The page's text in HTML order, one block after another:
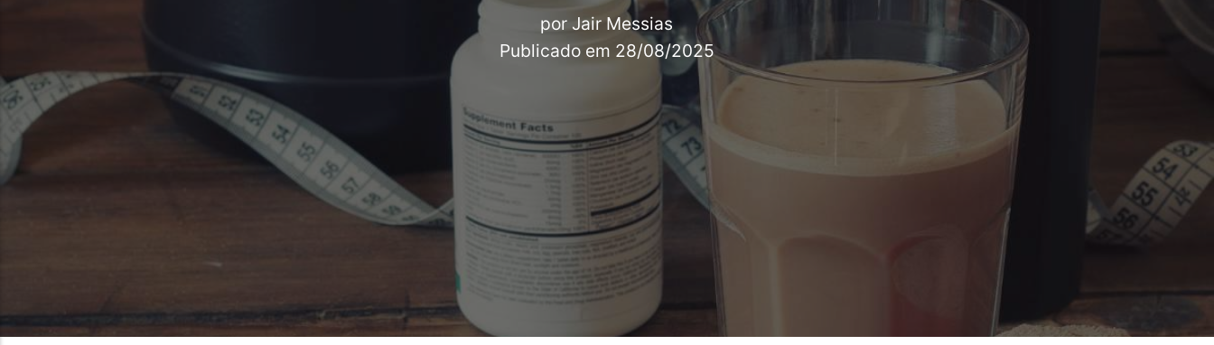
por Jair Messias
Publicado em 28/08/2025